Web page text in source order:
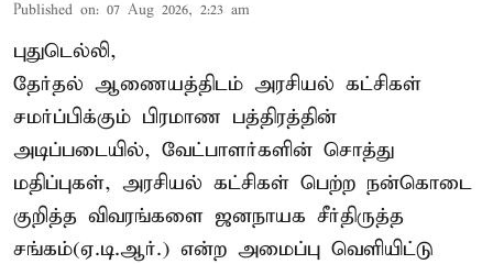
Published on: 07 Aug 2026, 2:23 am
புதுடெல்லி,
தேர்தல் ஆணையத்திடம் அரசியல் கட்சிகள்
சமர்ப்பிக்கும் பிரமாண பத்திரத்தின்
அடிப்படையில், வேட்பாளர்களின் சொத்து
மதிப்புகள், அரசியல் கட்சிகள் பெற்ற நன்கொடை
குறித்த விவரங்களை ஜனநாயக சீர்திருத்த
சங்கம்(ஏ.டி.ஆர்.) என்ற அமைப்பு வெளியிட்டு